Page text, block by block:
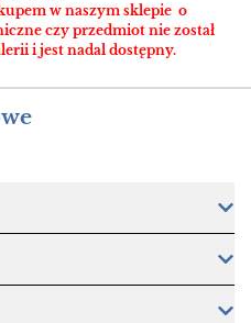
w naszym sklepie o
czy przedmiot nie został
i jest nadal dostępny.